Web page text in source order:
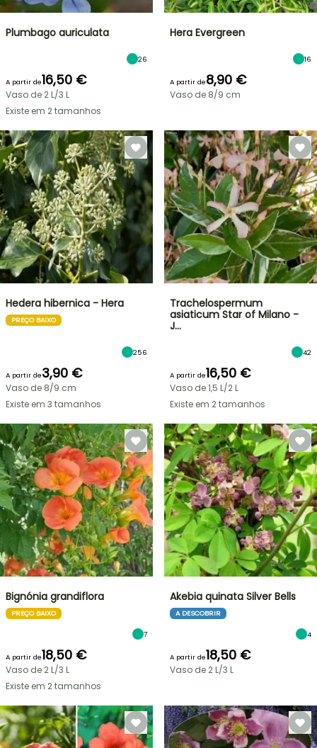
Plumbago auriculata
26
A partir de16,50 €
Vaso de 2 L/3 L
Existe em 2 tamanhos
Hera Evergreen
16
A partir de8,90 €
Vaso de 8/9 cm
Hedera hibernica - Hera
PREÇO BAIXO
256
A partir de3,90 €
Vaso de 8/9 cm
Existe em 3 tamanhos
Trachelospermum
asiaticum Star of Milano -
J…
42
A partir de16,50 €
Vaso de 1,5 L/2 L
Existe em 2 tamanhos
Bignónia grandiflora
PREÇO BAIXO
7
A partir de18,50 €
Vaso de 2 L/3 L
Existe em 2 tamanhos
Akebia quinata Silver Bells
A DESCOBRIR
4
A partir de18,50 €
Vaso de 2 L/3 L